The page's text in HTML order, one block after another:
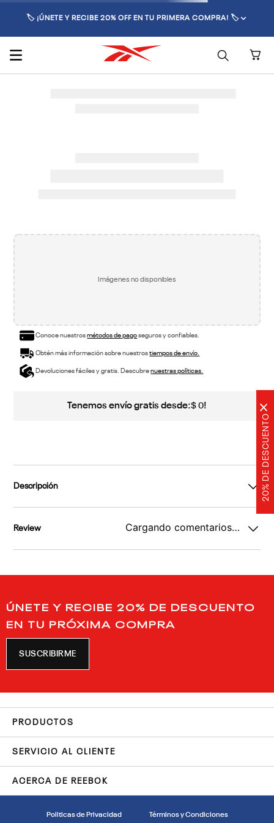
20% DE DESCUENTO
×
🏷️ ¡ÚNETE Y RECIBE 20% OFF EN TU PRIMERA COMPRA! 🏷️
Imágenes no disponibles
Conoce nuestrosmétodos de pagoseguros y confiables.
Obtén más información sobre nuestrostiempos de envío.
Devoluciones fáciles y gratis. Descubrenuestras políticas.
Tenemos envío gratis desde:$ 0!
Descripción
Review Cargando comentarios…
ÚNETE Y RECIBE 20% DE DESCUENTO
EN TU PRÓXIMA COMPRA
SUSCRIBIRME
PRODUCTOS
SERVICIO AL CLIENTE
ACERCA DE REEBOK
Politicas de Privacidad Términos y Condiciones